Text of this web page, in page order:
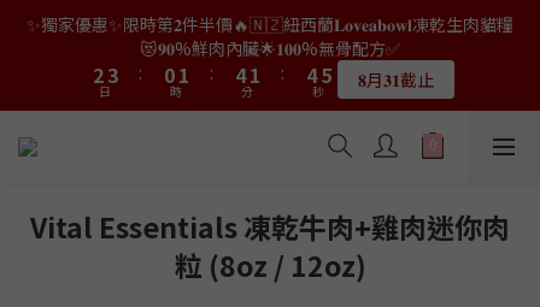
👑店長生日限量喵喵劵🎂買滿$𝟑𝟔𝟖即減$𝟐𝟖🥳結帳時輸入優惠碼
【𝐇𝐀𝐏𝐏𝐘𝐁𝐈𝐑𝐓𝐇𝐃𝐀𝐘】即可！部分產品不適用
4
2
1
5
3
日
2
1
0
3
2
1
時
6
5
4
3
3
2
1
0
分
6
5
4
3
6
5
4
2
1
秒 限量20個
0
1
0
1
0
1
0
😻𝟗𝟎%鮮肉內臟🌟𝟏𝟎𝟎%無骨配方✅
3
1
0
4
2
1
日
:
1
0
2
1
0
時
:
5
4
3
2
2
1
0
分
:
5
4
3
2
5
4
3
2
1
0
秒 𝟖月𝟑𝟏截止
👑店長生日限量喵喵劵🎂買滿$𝟑𝟔𝟖即減$𝟐𝟖🥳結帳時輸入優惠碼
【𝐇𝐀𝐏𝐏𝐘𝐁𝐈𝐑𝐓𝐇𝐃𝐀𝐘】即可！部分產品不適用
7
5
4
0
8
6
5
1
0
5
4
3
2
6
5
4
3
9
8
7
6
2
1
0
6
5
4
3
9
8
7
6
2
1
0
9
8
7
6
5
4
2
1
0
限量20個
Vital Essentials 凍乾牛肉+雞肉迷你肉
粒 (8oz / 12oz)